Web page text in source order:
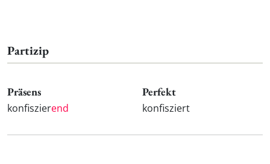
Partizip
Präsens
konfiszierend
Perfekt
konfisziert